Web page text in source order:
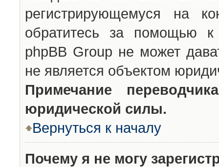
регистрирующемуся на
обратитесь за помощью к
phpBB Group не может
не является объектом
Примечание
юридической силы.
Вернуться к началу
Почему я не могу